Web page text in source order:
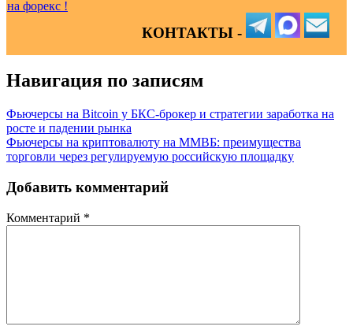
КОНТАКТЫ -
Навигация по записям
Фьючерсы на Bitcoin у БКС-брокер и стратегии заработка на
росте и падении рынка
Фьючерсы на криптовалюту на ММВБ: преимущества
торговли через регулируемую российскую площадку
Добавить комментарий
Комментарий *